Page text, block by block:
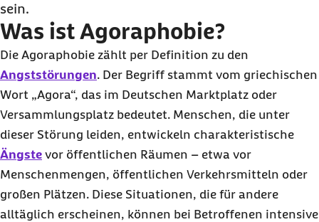
sein.
Was ist Agoraphobie?
Die Agoraphobie zählt per Definition zu den
Angststörungen. Der Begriff stammt vom griechischen
Wort „Agora“, das im Deutschen Marktplatz oder
Versammlungsplatz bedeutet. Menschen, die unter
dieser Störung leiden, entwickeln charakteristische
Ängste vor öffentlichen Räumen – etwa vor
Menschenmengen, öffentlichen Verkehrsmitteln oder
großen Plätzen. Diese Situationen, die für andere
alltäglich erscheinen, können bei Betroffenen intensive